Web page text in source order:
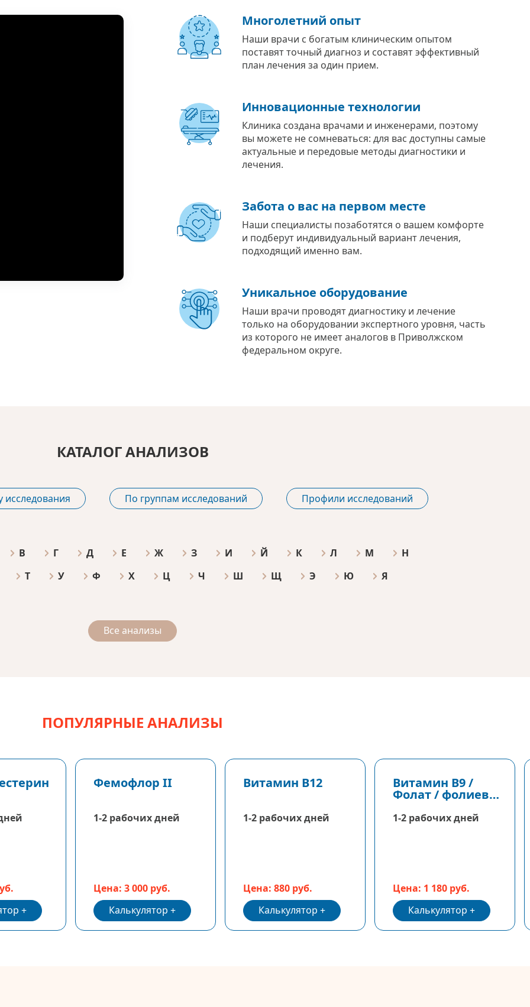
Многолетний опыт
Наши врачи с богатым клиническим опытом
поставят точный диагноз и составят эффективный
план лечения за один прием.
Инновационные технологии
Клиника создана врачами и инженерами, поэтому
вы можете не сомневаться: для вас доступны самые
актуальные и передовые методы диагностики и
лечения.
Забота о вас на первом месте
Наши специалисты позаботятся о вашем комфорте
и подберут индивидуальный вариант лечения,
подходящий именно вам.
Уникальное оборудование
Наши врачи проводят диагностику и лечение
только на оборудовании экспертного уровня, часть
из которого не имеет аналогов в Приволжском
федеральном округе.
КАТАЛОГ АНАЛИЗОВ
исследования По группам исследований Профили исследований
В Г Д Е Ж З И Й К Л М
Н
Т
У Ф Х Ц Ч Ш Щ Э Ю Я
Все анализы
ПОПУЛЯРНЫЕ АНАЛИЗЫ
Фемофлор II
1-2 рабочих дней
Цена: 3 000 руб.
Калькулятор
Витамин В12
1-2 рабочих дней
Цена: 880 руб.
Калькулятор
Витамин В9 /
Фолат / фолиевая
1-2 рабочих дней
Цена: 1 180 руб.
Калькулятор